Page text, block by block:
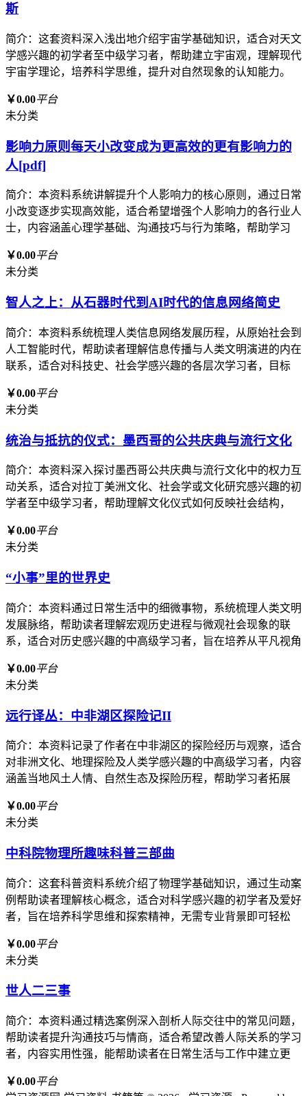
斯
简介：这套资料深入浅出地介绍宇宙学基础知识，适合对天文
学感兴趣的初学者至中级学习者，帮助建立宇宙观，理解现代
宇宙学理论，培养科学思维，提升对自然现象的认知能力。
￥0.00平台
未分类
影响力原则每天小改变成为更高效的更有影响力的
人[pdf]
简介：本资料系统讲解提升个人影响力的核心原则，通过日常
小改变逐步实现高效能，适合希望增强个人影响力的各行业人
士，内容涵盖心理学基础、沟通技巧与行为策略，帮助学习
￥0.00平台
未分类
智人之上：从石器时代到AI时代的信息网络简史
简介：本资料系统梳理人类信息网络发展历程，从原始社会到
人工智能时代，帮助读者理解信息传播与人类文明演进的内在
联系，适合对科技史、社会学感兴趣的各层次学习者，目标
￥0.00平台
未分类
统治与抵抗的仪式：墨西哥的公共庆典与流行文化
简介：本资料深入探讨墨西哥公共庆典与流行文化中的权力互
动关系，适合对拉丁美洲文化、社会学或文化研究感兴趣的初
学者至中级学习者，帮助理解文化仪式如何反映社会结构，
￥0.00平台
未分类
“小事”里的世界史
简介：本资料通过日常生活中的细微事物，系统梳理人类文明
发展脉络，帮助读者理解宏观历史进程与微观社会现象的联
系，适合对历史感兴趣的中高级学习者，旨在培养从平凡视角
￥0.00平台
未分类
远行译丛：中非湖区探险记II
简介：本资料记录了作者在中非湖区的探险经历与观察，适合
对非洲文化、地理探险及人类学感兴趣的中高级学习者，内容
涵盖当地风土人情、自然生态及探险历程，帮助学习者拓展
￥0.00平台
未分类
中科院物理所趣味科普三部曲
简介：这套科普资料系统介绍了物理学基础知识，通过生动案
例帮助读者理解核心概念，适合对科学感兴趣的初学者及爱好
者，旨在培养科学思维和探索精神，无需专业背景即可轻松
￥0.00平台
未分类
世人二三事
简介：本资料通过精选案例深入剖析人际交往中的常见问题，
帮助读者提升沟通技巧与情商，适合希望改善人际关系的学习
者，内容实用性强，能帮助读者在日常生活与工作中建立更
￥0.00平台